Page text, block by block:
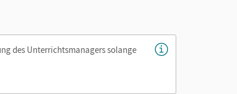
des Unterrichtsmanagers solange